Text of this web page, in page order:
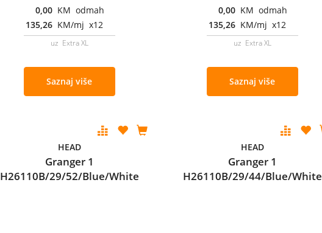
0,00 KM odmah
135,26 KM/mj x12
uz Extra XL
Saznaj više
0,00 KM odmah
135,26 KM/mj x12
uz Extra XL
Saznaj više
HEAD
Granger 1
H26110B/29/52/Blue/White
HEAD
Granger 1
H26110B/29/44/Blue/White